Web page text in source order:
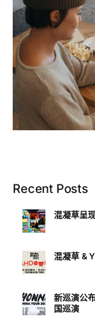
Recent Posts
混凝草呈
混凝草 &
新巡演公
国巡演